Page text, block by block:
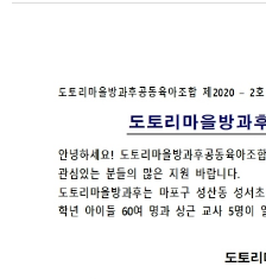
하위메뉴
하위메뉴
나도 한마디